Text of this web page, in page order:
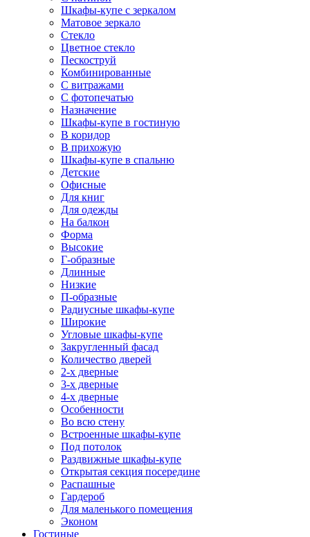
Шкафы-купе с зеркалом
Матовое зеркало
Стекло
Цветное стекло
Пескоструй
Комбинированные
С витражами
С фотопечатью
Назначение
Шкафы-купе в гостиную
В коридор
В прихожую
Шкафы-купе в спальню
Детские
Офисные
Для книг
Для одежды
На балкон
Форма
Высокие
Г-образные
Длинные
Низкие
П-образные
Радиусные шкафы-купе
Широкие
Угловые шкафы-купе
Закругленный фасад
Количество дверей
2-х дверные
3-х дверные
4-х дверные
Особенности
Во всю стену
Встроенные шкафы-купе
Под потолок
Раздвижные шкафы-купе
Открытая секция посередине
Распашные
Гардероб
Для маленького помещения
Эконом
Гостиные